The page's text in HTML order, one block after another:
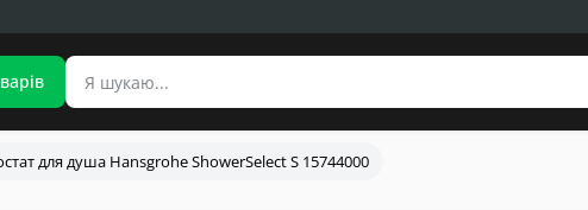
для душа Hansgrohe ShowerSelect S 15744000